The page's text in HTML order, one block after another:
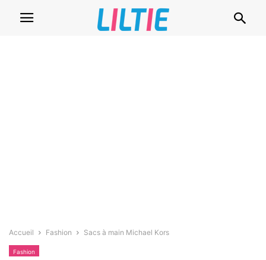
Accueil Fashion Sacs à main Michael Kors
Fashion